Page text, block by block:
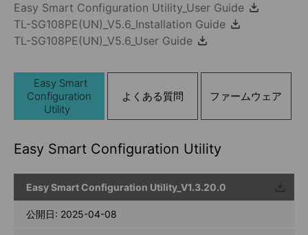
Easy Smart Configuration Utility_User Guide
TL-SG108PE(UN)_V5.6_Installation Guide
TL-SG108PE(UN)_V5.6_User Guide
Easy Smart
Configuration
Utility
よくある質問 ファームウェア
Easy Smart Configuration Utility
Easy Smart Configuration Utility_V1.3.20.0
ウンロ
ード
公開日: 2025-04-08